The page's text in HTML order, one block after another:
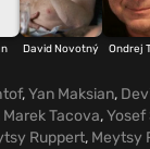
David Novotný Ondrej
,Yan Maksian,
Marek Tacova,Yosef
Ruppert, Meytsy